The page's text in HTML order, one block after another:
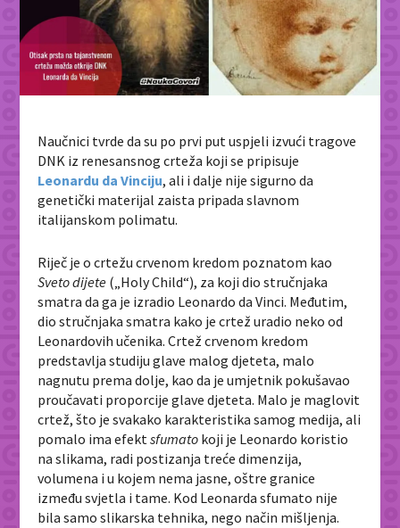
Naučnici tvrde da su po prvi put uspjeli izvući tragove
DNK iz renesansnog crteža koji se pripisuje
Leonardu da Vinciju, ali i dalje nije sigurno da
genetički materijal zaista pripada slavnom
italijanskom polimatu.
Riječ je o crtežu crvenom kredom poznatom kao
Sveto dijete („Holy Child“), za koji dio stručnjaka
smatra da ga je izradio Leonardo da Vinci. Međutim,
dio stručnjaka smatra kako je crtež uradio neko od
Leonardovih učenika. Crtež crvenom kredom
predstavlja studiju glave malog djeteta, malo
nagnutu prema dolje, kao da je umjetnik pokušavao
proučavati proporcije glave djeteta. Malo je maglovit
crtež, što je svakako karakteristika samog medija, ali
pomalo ima efektsfumato koji je Leonardo koristio
na slikama, radi postizanja treće dimenzija,
volumena i u kojem nema jasne, oštre granice
između svjetla i tame. Kod Leonarda sfumato nije
bila samo slikarska tehnika, nego način mišljenja.